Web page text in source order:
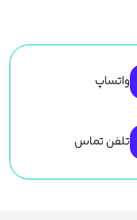
واتساپ
تلفن تماس